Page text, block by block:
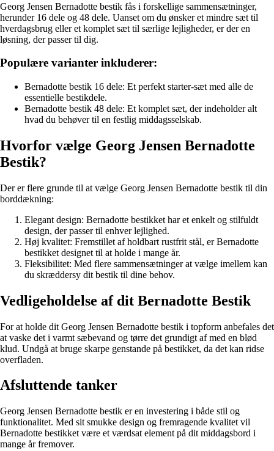
Georg Jensen Bernadotte bestik fås i forskellige sammensætninger,
herunder 16 dele og 48 dele. Uanset om du ønsker et mindre sæt til
hverdagsbrug eller et komplet sæt til særlige lejligheder, er der en
løsning, der passer til dig.
Populære varianter inkluderer:
Bernadotte bestik 16 dele: Et perfekt starter-sæt med alle de
essentielle bestikdele.
Bernadotte bestik 48 dele: Et komplet sæt, der indeholder alt
hvad du behøver til en festlig middagsselskab.
Hvorfor vælge Georg Jensen Bernadotte
Bestik?
Der er flere grunde til at vælge Georg Jensen Bernadotte bestik til din
borddækning:
Elegant design: Bernadotte bestikket har et enkelt og stilfuldt
design, der passer til enhver lejlighed.
Høj kvalitet: Fremstillet af holdbart rustfrit stål, er Bernadotte
bestikket designet til at holde i mange år.
Fleksibilitet: Med flere sammensætninger at vælge imellem kan
du skræddersy dit bestik til dine behov.
Vedligeholdelse af dit Bernadotte Bestik
For at holde dit Georg Jensen Bernadotte bestik i topform anbefales det
at vaske det i varmt sæbevand og tørre det grundigt af med en blød
klud. Undgå at bruge skarpe genstande på bestikket, da det kan ridse
overfladen.
Afsluttende tanker
Georg Jensen Bernadotte bestik er en investering i både stil og
funktionalitet. Med sit smukke design og fremragende kvalitet vil
Bernadotte bestikket være et værdsat element på dit middagsbord i
mange år fremover.